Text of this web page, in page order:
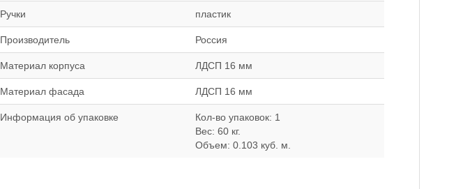
Ручки пластик
Производитель Россия
Материал корпуса ЛДСП 16 мм
Материал фасада ЛДСП 16 мм
Информация об упаковке
Кол-во упаковок: 1
Вес: 60 кг.
Объем: 0.103 куб. м.